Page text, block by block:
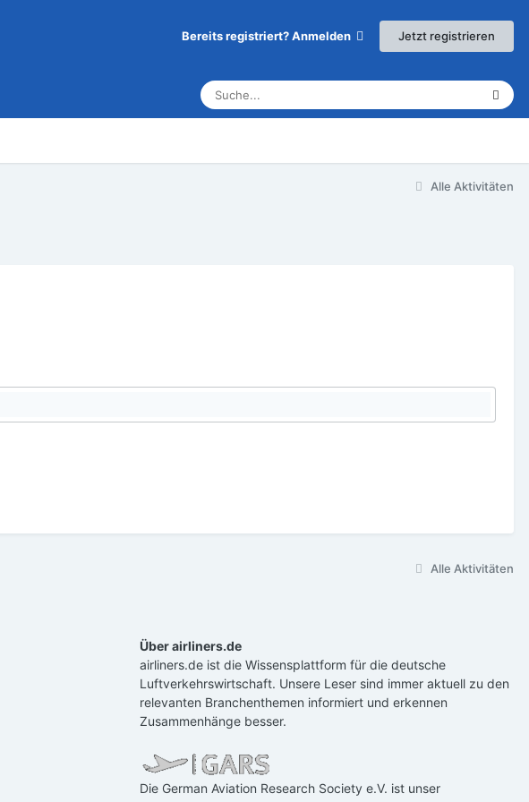
Bereits registriert? Anmelden Jetzt registrieren
Alle Aktivitäten
Alle Aktivitäten
Über airliners.de
airliners.de ist die Wissensplattform für die deutsche
Luftverkehrswirtschaft. Unsere Leser sind immer aktuell zu den
relevanten Branchenthemen informiert und erkennen
Zusammenhänge besser.
Die German Aviation Research Society e.V. ist unser